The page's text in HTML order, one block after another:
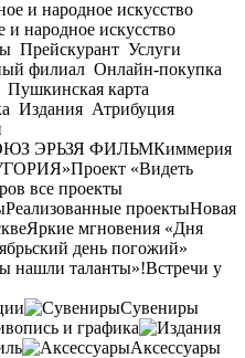
и народное искусство
Прейскурант Услуги
филиал Онлайн-покупка
Пушкинская карта
Издания Атрибуция
ЭРЬЗЯ ФИЛЬМКиммерия
Проект «Видеть
все проекты
Реализованные проектыНовая
Яркие мгновения «Дня
день погожий»
нашли таланты»!Встречи у
Сувениры
и графика
Аксессуары